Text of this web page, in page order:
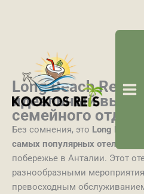
Long Beach Resort
идеальный
семейного
Без сомнения, это Long Beach
самых популярных отелей
побережье в Анталии. Этот
разнообразными
превосходным